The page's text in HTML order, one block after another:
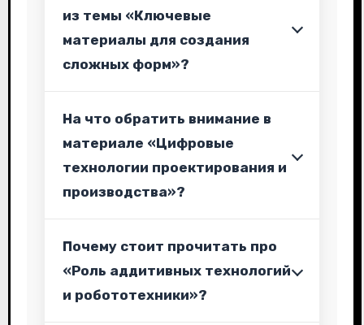
из темы «Ключевые
материалы для создания
сложных форм»?
На что обратить внимание в
материале «Цифровые
технологии проектирования и
производства»?
Почему стоит прочитать про
«Роль аддитивных технологий
и робототехники»?